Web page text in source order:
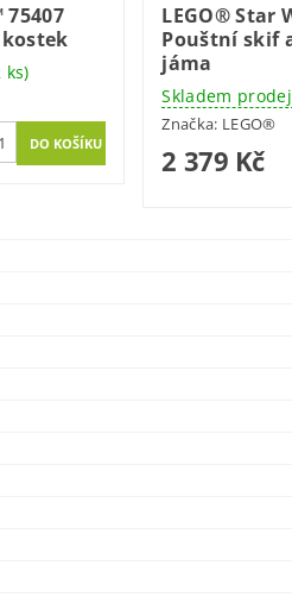
75407
kostek
ks)
LEGO® Star
Pouštní skif
jáma
Skladem
Značka: LEGO®
2 379 Kč